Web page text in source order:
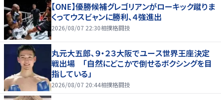
【ONE】優勝候補グレゴリアンがローキック蹴りま
くってウスビャンに勝利、４強進出
2026/08/07 22:30相撲格闘技
丸元大五郎、９・２３大阪でユース世界王座決定
戦出場 「自然にどこかで倒せるボクシングを目
指している」
2026/08/07 20:44相撲格闘技